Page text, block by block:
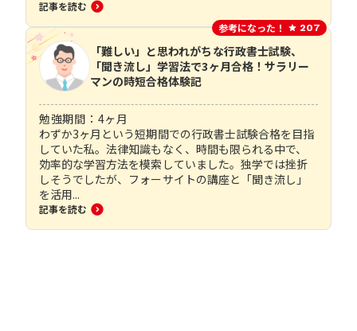
記事を読む
参考になった！ 207
「難しい」と思われがちな行政書士試験、
「聞き流し」学習法で3ヶ月合格！サラリー
マンの時短合格体験記
勉強期間： 4ヶ月
わずか3ヶ月という短期間での行政書士試験合格を目指
していた私。法律知識もなく、時間も限られる中で、
効率的な学習方法を模索していました。独学では挫折
しそうでしたが、フォーサイトの講座と「聞き流し」
を活用...
記事を読む